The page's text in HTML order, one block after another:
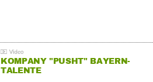
KOMPANY "PUSHT" BAYERN-
TALENTE